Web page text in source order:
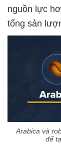
nguồn lực
tổng sản
Arabica và
để